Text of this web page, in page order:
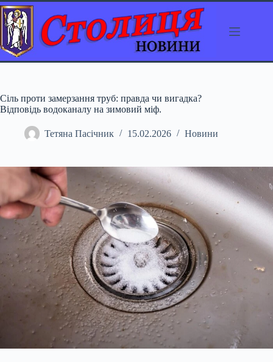
Перейти
до
вмісту
Сіль проти замерзання труб: правда чи вигадка?
Відповідь водоканалу на зимовий міф.
Тетяна Пасічник 15.02.2026 Новини